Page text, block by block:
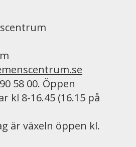
58 00. Öppen
kl 8-16.45 (16.15 på
är växeln öppen kl.